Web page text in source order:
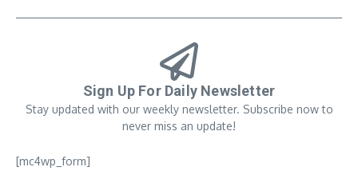
Sign Up For Daily Newsletter
Stay updated with our weekly newsletter. Subscribe now to
never miss an update!
[mc4wp_form]